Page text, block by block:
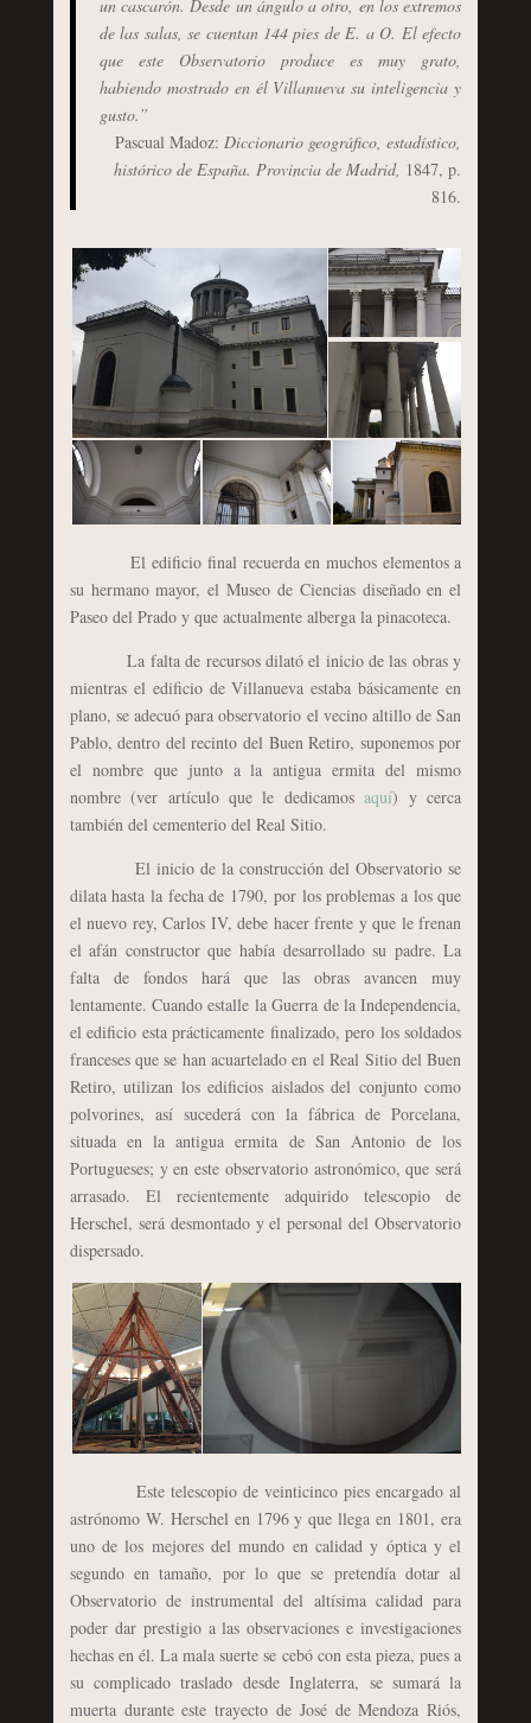
un cascarón. Desde un ángulo a otro, en los extremos
de las salas, se cuentan 144 pies de E. a O. El efecto
que este Observatorio produce es muy grato,
habiendo mostrado en él Villanueva su inteligencia y
gusto.”
Pascual Madoz:Diccionario geográfico, estadístico,
histórico de España. Provincia de Madrid, 1847, p.
816.
El edificio final recuerda en muchos elementos a
su hermano mayor, el Museo de Ciencias diseñado en el
Paseo del Prado y que actualmente alberga la pinacoteca.
La falta de recursos dilató el inicio de las obras y
mientras el edificio de Villanueva estaba básicamente en
plano, se adecuó para observatorio el vecino altillo de San
Pablo, dentro del recinto del Buen Retiro, suponemos por
el nombre que junto a la antigua ermita del mismo
nombre (ver artículo que le dedicamosaquí) y cerca
también del cementerio del Real Sitio.
El inicio de la construcción del Observatorio se
dilata hasta la fecha de 1790, por los problemas a los que
el nuevo rey, Carlos IV, debe hacer frente y que le frenan
el afán constructor que había desarrollado su padre. La
falta de fondos hará que las obras avancen muy
lentamente. Cuando estalle la Guerra de la Independencia,
el edificio esta prácticamente finalizado, pero los soldados
franceses que se han acuartelado en el Real Sitio del Buen
Retiro, utilizan los edificios aislados del conjunto como
polvorines, así sucederá con la fábrica de Porcelana,
situada en la antigua ermita de San Antonio de los
Portugueses; y en este observatorio astronómico, que será
arrasado. El recientemente adquirido telescopio de
Herschel, será desmontado y el personal del Observatorio
dispersado.
Este telescopio de veinticinco pies encargado al
astrónomo W. Herschel en 1796 y que llega en 1801, era
uno de los mejores del mundo en calidad y óptica y el
segundo en tamaño, por lo que se pretendía dotar al
Observatorio de instrumental del altísima calidad para
poder dar prestigio a las observaciones e investigaciones
hechas en él. La mala suerte se cebó con esta pieza, pues a
su complicado traslado desde Inglaterra, se sumará la
muerta durante este trayecto de José de Mendoza Riós,